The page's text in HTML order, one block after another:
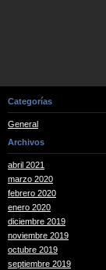
Categorías
General
Archivos
abril 2021
marzo 2020
febrero 2020
enero 2020
diciembre 2019
noviembre 2019
octubre 2019
septiembre 2019